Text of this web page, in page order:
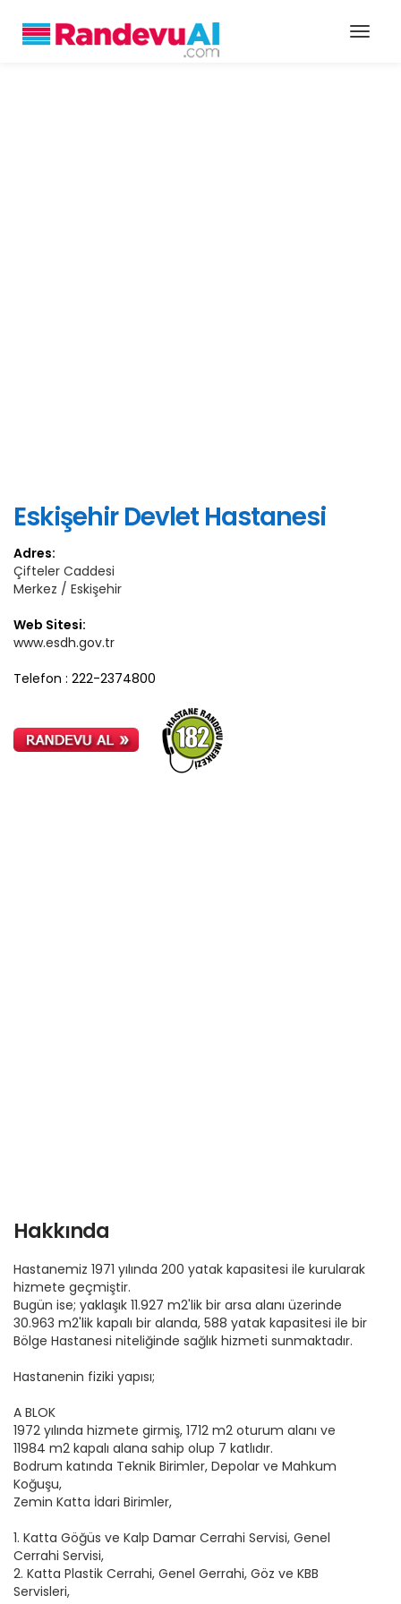
Eskişehir Devlet Hastanesi
Adres:
Çifteler Caddesi
Merkez / Eskişehir
Web Sitesi:
www.esdh.gov.tr
Telefon : 222-2374800
Hakkında
Hastanemiz 1971 yılında 200 yatak kapasitesi ile kurularak
hizmete geçmiştir.
Bugün ise; yaklaşık 11.927 m2'lik bir arsa alanı üzerinde
30.963 m2'lik kapalı bir alanda, 588 yatak kapasitesi ile bir
Bölge Hastanesi niteliğinde sağlık hizmeti sunmaktadır.
Hastanenin fiziki yapısı;
A BLOK
1972 yılında hizmete girmiş, 1712 m2 oturum alanı ve
11984 m2 kapalı alana sahip olup 7 katlıdır.
Bodrum katında Teknik Birimler, Depolar ve Mahkum
Koğuşu,
Zemin Katta İdari Birimler,
1. Katta Göğüs ve Kalp Damar Cerrahi Servisi, Genel
Cerrahi Servisi,
2. Katta Plastik Cerrahi, Genel Gerrahi, Göz ve KBB
Servisleri,